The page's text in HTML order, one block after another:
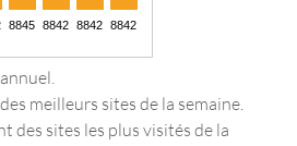
meilleurs sites de la semaine.
des sites les plus visités de la